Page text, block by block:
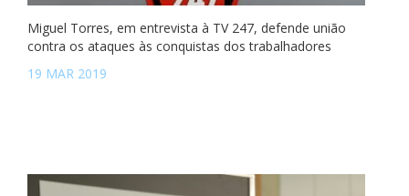
Miguel Torres, em entrevista à TV 247, defende união
contra os ataques às conquistas dos trabalhadores
19 MAR 2019